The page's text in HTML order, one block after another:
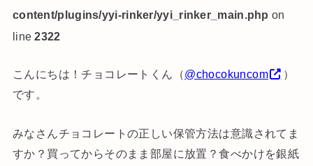
content/plugins/yyi-rinker/yyi_rinker_main.php on
line2322
こんにちは！チョコレートくん（@chocokuncom
）
です。
みなさんチョコレートの正しい保管方法は意識されてま
すか？買ってからそのまま部屋に放置？食べかけを銀紙